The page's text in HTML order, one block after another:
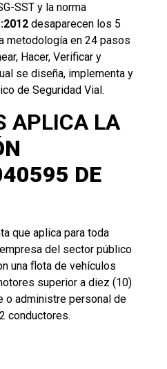
SST y la norma
desaparecen los 5
metodología en 24 pasos
Hacer, Verificar y
se diseña, implementa y
de Seguridad Vial.
APLICA LA
DE
que aplica para toda
del sector público
una flota de vehículos
superior a diez (10)
o administre personal de
conductores.